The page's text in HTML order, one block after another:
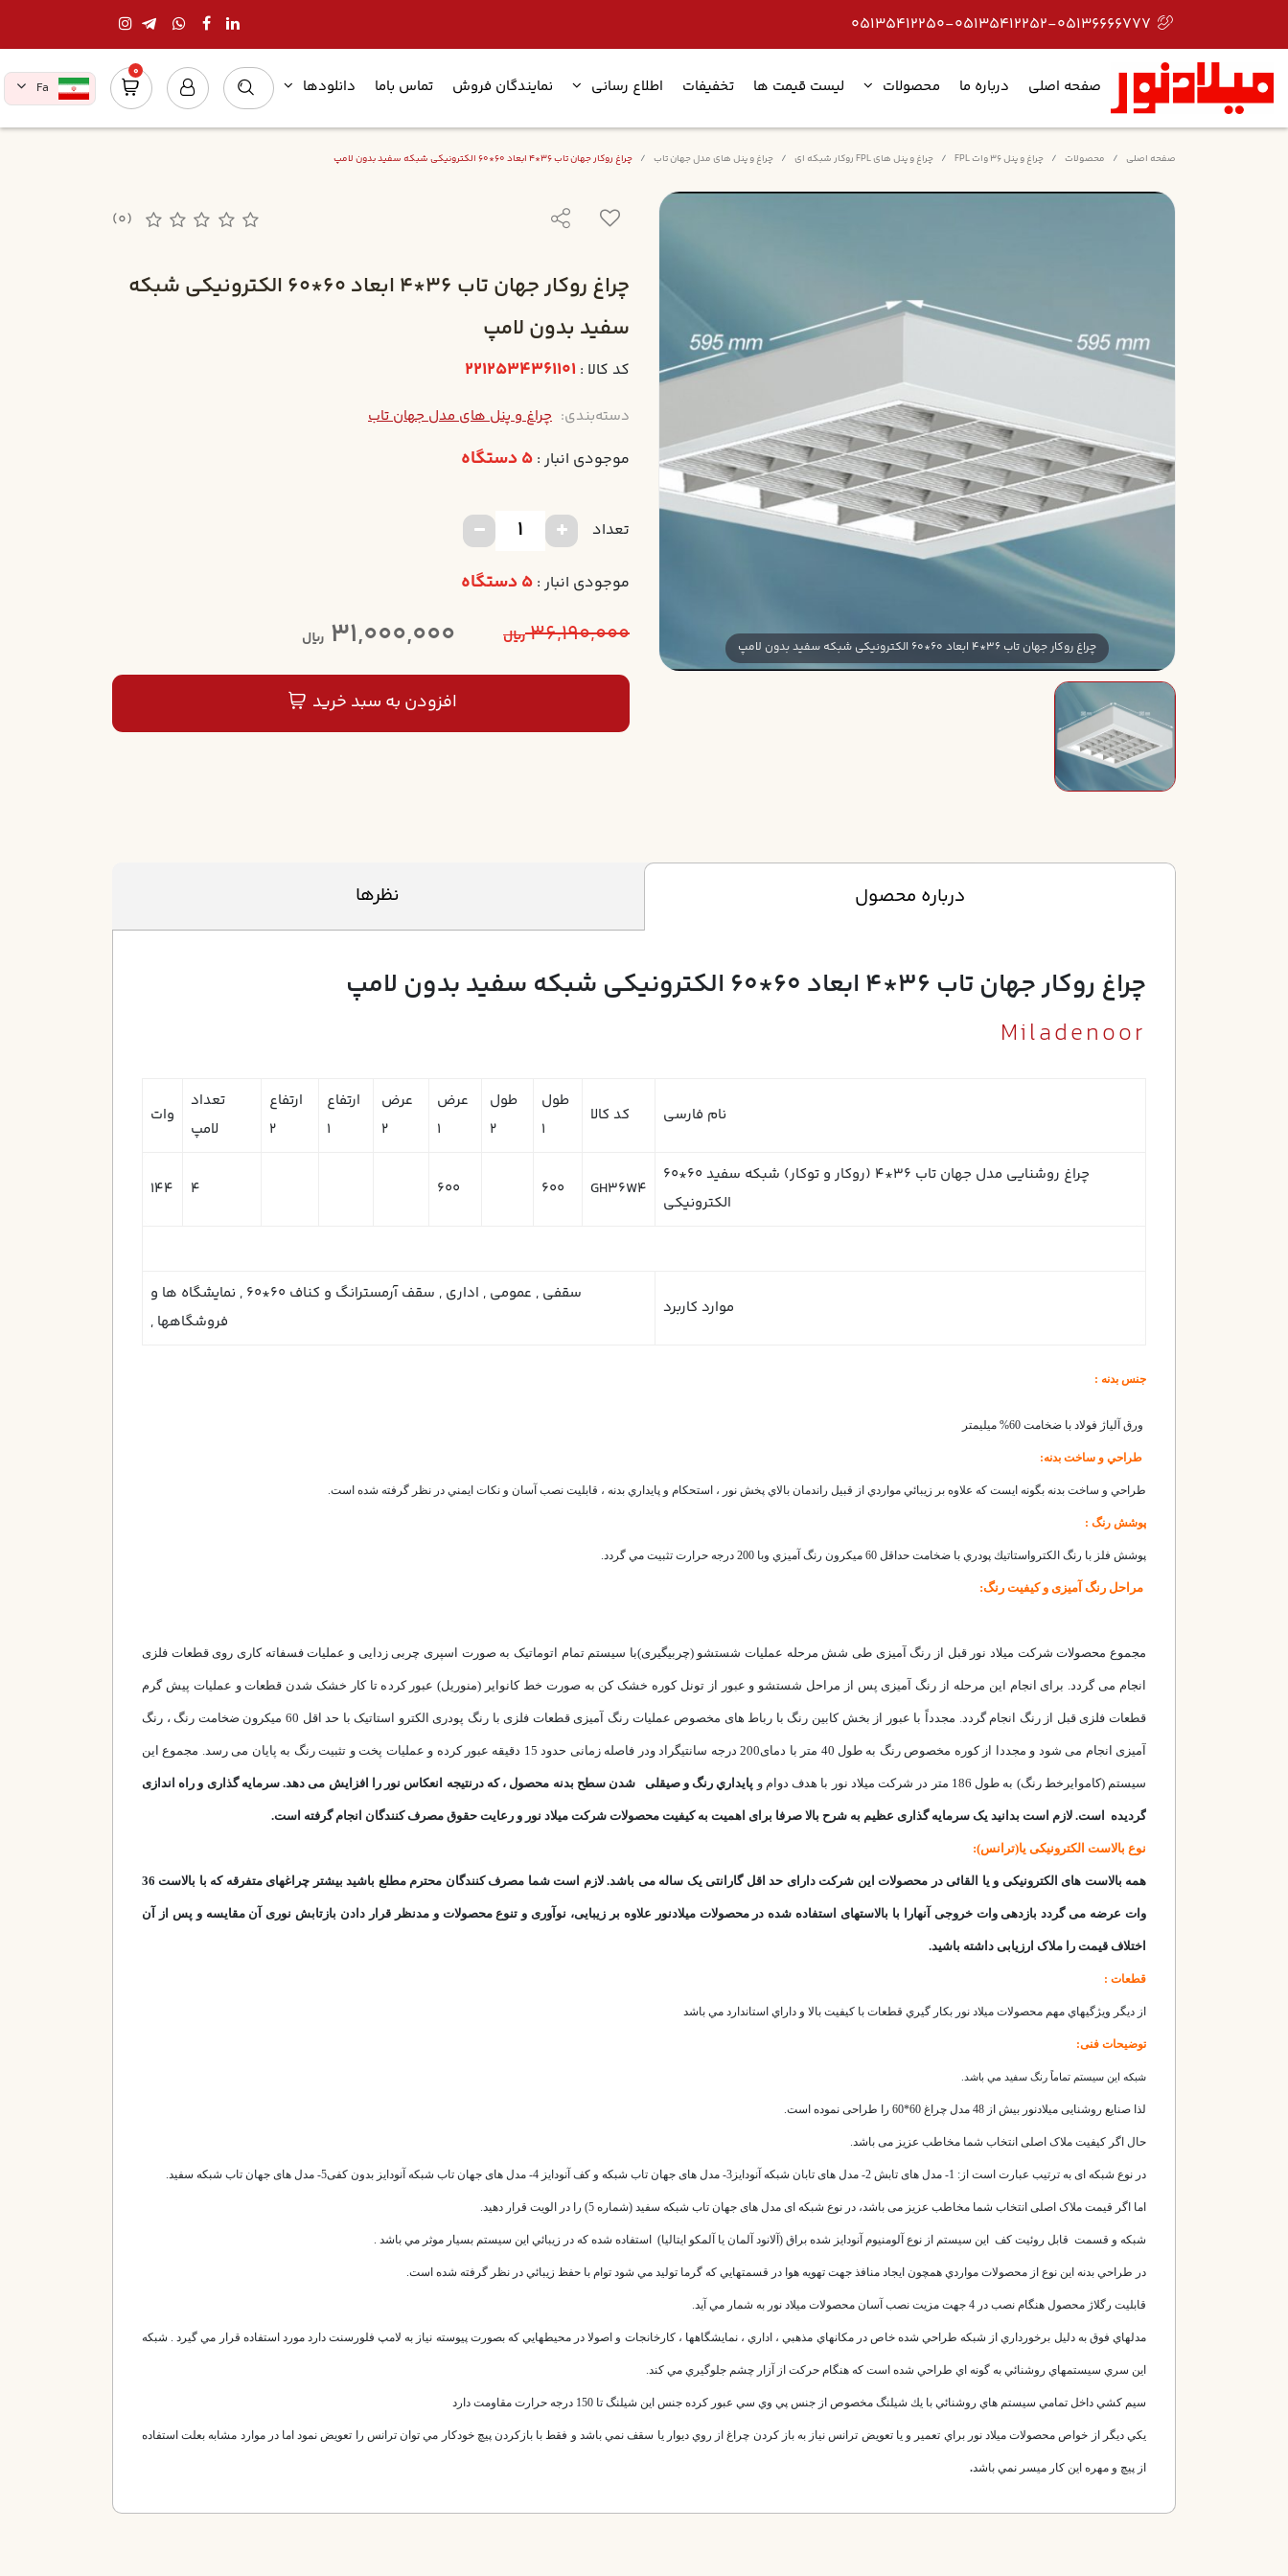
05135412250-05135412252-05136666777
صفحه اصلی درباره ما محصولات لیست قیمت ها تخفیفات اطلاع رسانی نمایندگان فروش تماس باما دانلودها
0
Fa
صفحه اصلی محصولات چراغ و پنل 36 وات FPL چراغ و پنل های FPL روکار شبکه ای چراغ و پنل های مدل جهان تاب چراغ روکار جهان تاب 36*4 ابعاد 60*60 الکترونيکي شبکه سفيد بدون لامپ
چراغ روکار جهان تاب 36*4 ابعاد 60*60 الکترونيکي شبکه سفيد بدون لامپ
(0)
چراغ روکار جهان تاب 36*4 ابعاد 60*60 الکترونيکي شبکه
سفيد بدون لامپ
کد کالا : 2212534361101
دسته‌بندی: چراغ و پنل های مدل جهان تاب
موجودی انبار : 5 دستگاه
تعداد
موجودی انبار : 5 دستگاه
36,190,000 ریال 31,000,000 ریال
افزودن به سبد خرید
درباره محصول نظرها
چراغ روکار جهان تاب 36*4 ابعاد 60*60 الکترونيکي شبکه سفيد بدون لامپ
Miladenoor
نام فارسی کد کالا
طول
1
طول
2
عرض
1
عرض
2
ارتفاع
1
ارتفاع
2
تعداد
لامپ
وات
چراغ روشنایی مدل جهان تاب 36*4 (روکار و توکار) شبکه سفید 60*60
الکترونیکی
GH36W4
600
600
4
144
موارد کاربرد
سقفي , عمومی , اداری , سقف آرمسترانگ و كناف 60*60 , نمايشگاه ها و
فروشگاهها ,
جنس بدنه :
ورق آلياژ فولاد با ضخامت 60% ميليمتر
طراحي و ساخت بدنه:
طراحي و ساخت بدنه بگونه ايست كه علاوه بر زيبائي مواردي از قبيل راندمان بالاي پخش نور ، استحكام و پايداري بدنه ، قابليت نصب آسان و نكات ايمني در نظر گرفته شده است.
پوشش رنگ :
پوشش فلز با رنگ الكترواستاتيك پودري با ضخامت حداقل 60 ميكرون رنگ آميزي وبا 200 درجه حرارت تثبيت مي گردد.
مراحل رنگ آمیزی و کیفیت رنگ:
مجموع محصولات شرکت میلاد نور قبل از رنگ آمیزی طی شش مرحله عملیات شستشو (چربیگیری)با سیستم تمام اتوماتیک به صورت اسپری چربی زدایی و عملیات فسفاته کاری روی قطعات فلزی
انجام می گردد. برای انجام این مرحله از رنگ آمیزی پس از مراحل شستشو و عبور از تونل کوره خشک کن به صورت خط کانوایر (منوریل) عبور کرده تا کار خشک شدن قطعات و عملیات پیش گرم
قطعات فلزی قبل از رنگ انجام گردد. مجدداً با عبور از بخش کابین رنگ با رباط های مخصوص عملیات رنگ آمیزی قطعات فلزی با رنگ پودری الکترو استاتیک با حد اقل 60 میکرون ضخامت رنگ ، رنگ
آمیزی انجام می شود و مجددا از کوره مخصوص رنگ به طول 40 متر با دمای200 درجه سانتیگراد ودر فاصله زمانی حدود 15 دقیقه عبور کرده و عملیات پخت و تثبیت رنگ به پایان می رسد. مجموع این
سیستم (کاموایرخط رنگ) به طول 186 متر در شرکت میلاد نور با هدف دوام و پايداري رنگ و صیقلی شدن سطح بدنه محصول ، که درنتیجه انعكاس نور را افزایش می دهد. سرمایه گذاری و راه اندازی
گردیده است. لازم است بدانید یک سرمایه گذاری عظیم به شرح بالا صرفا برای اهمیت به کیفیت محصولات شرکت میلاد نور و رعایت حقوق مصرف کنندگان انجام گرفته است.
نوع بالاست الکترونیکی یا(ترانس):
همه بالاست های الکترونیکی و یا القائی در محصولات این شرکت دارای حد اقل گارانتی یک ساله می باشد. لازم است شما مصرف کنندگان محترم مطلع باشید بیشتر چراغهای متفرقه که با بالاست 36
وات عرضه می گردد بازدهی وات خروجی آنهارا با بالاستهای استفاده شده در محصولات میلادنور علاوه بر زیبایی، نوآوری و تنوع محصولات و مدنظر قرار دادن بازتابش نوری آن مقایسه و پس از آن
اختلاف قیمت را ملاک ارزیابی داشته باشید.
قطعات :
از ديگر ويژگيهاي مهم محصولات ميلاد نور بكار گيري قطعات با كيفيت بالا و داراي استاندارد مي باشد
توضیحات فنی:
شبكه اين سيستم تماماً رنگ سفید مي باشد.
لذا صنایع روشنایی میلادنور بیش از 48 مدل چراغ 60*60 را طراحی نموده است.
حال اگر کیفیت ملاک اصلی انتخاب شما مخاطب عزیز می باشد.
در نوع شبکه ای به ترتیب عبارت است از: 1- مدل های تابش 2- مدل های تابان شبکه آنودایز3- مدل های جهان تاب شبکه و کف آنودایز 4- مدل های جهان تاب شبکه آنودایز بدون کفی5- مدل های جهان تاب شبکه سفید.
اما اگر قیمت ملاک اصلی انتخاب شما مخاطب عزیز می باشد، در نوع شبکه ای مدل های جهان تاب شبکه سفید (شماره 5) را در الویت قرار دهید.
شبكه و قسمت قابل روئیت كف اين سيستم از نوع آلومنيوم آنودايز شده براق (آلانود آلمان یا آلمکو ایتالیا) استفاده شده كه در زيبائي اين سيستم بسيار موثر مي باشد .
در طراحي بدنه اين نوع از محصولات مواردي همچون ايجاد منافذ جهت تهويه هوا در قسمتهايي كه گرما توليد مي شود توام با حفظ زيبائي در نظر گرفته شده است.
قابليت رگلاژ محصول هنگام نصب در 4 جهت مزيت نصب آسان محصولات ميلاد نور به شمار مي آيد.
مدلهاي فوق به دليل برخورداري از شبكه طراحي شده خاص در مكانهاي مذهبي ، اداري ، نمايشگاهها ، كارخانجات و اصولا در محيطهايي كه بصورت پيوسته نياز به لامپ فلورسنت دارد مورد استفاده قرار مي گيرد . شبكه
اين سري سيستمهاي روشنائي به گونه اي طراحي شده است كه هنگام حركت از آزار چشم جلوگيري مي كند.
سيم كشي داخل تمامي سيستم هاي روشنائي با يك شيلنگ مخصوص از جنس پي وي سي عبور كرده جنس اين شيلنگ تا 150 درجه حرارت مقاومت دارد
يكي ديگر از خواص محصولات ميلاد نور براي تعمير و يا تعويض ترانس نياز به باز كردن چراغ از روي ديوار يا سقف نمي باشد و فقط با بازكردن پيچ خودكار مي توان ترانس را تعويض نمود اما در موارد مشابه بعلت استفاده
از پيچ و مهره اين كار ميسر نمي باشد.